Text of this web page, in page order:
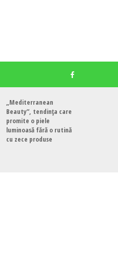
„Mediterranean
Beauty”, tendința care
promite o piele
luminoasă fără o rutină
cu zece produse